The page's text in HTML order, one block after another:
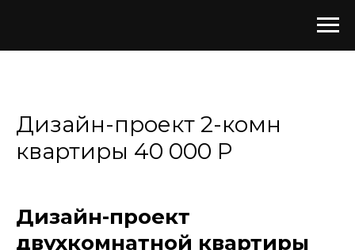
Дизайн-проект 2-комн
квартиры 40 000 Р
Дизайн-проект
двухкомнатной квартиры